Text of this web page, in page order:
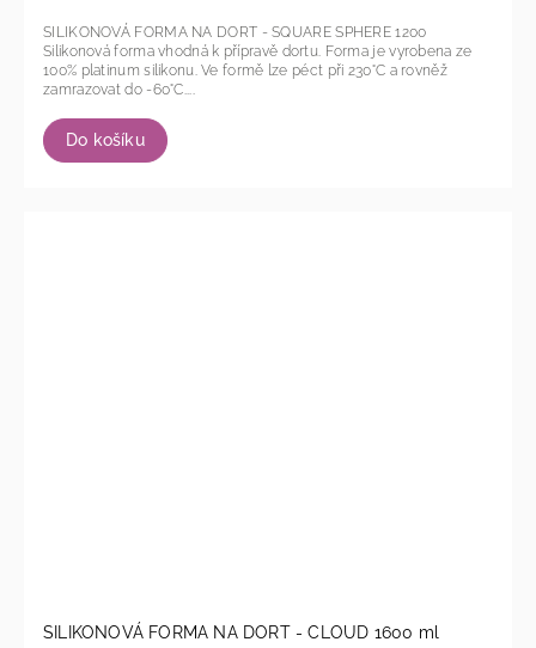
Do košíku
SILIKONOVÁ FORMA NA DORT - SQUARE SPHERE 1200
Silikonová forma vhodná k přípravě dortu. Forma je vyrobena ze
100% platinum silikonu. Ve formě lze péct při 230°C a rovněž
zamrazovat do -60°C....
SILIKONOVÁ FORMA NA DORT - CLOUD 1600 ml